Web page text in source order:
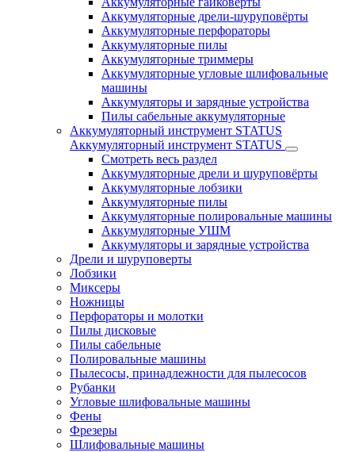
Аккумуляторные дрели-шуруповёрты
Аккумуляторные перфораторы
Аккумуляторные пилы
Аккумуляторные триммеры
Аккумуляторные угловые шлифовальные
машины
Аккумуляторы и зарядные устройства
Пилы сабельные аккумуляторные
Аккумуляторный инструмент STATUS
Аккумуляторный инструмент STATUS
Смотреть весь раздел
Аккумуляторные дрели и шуруповёрты
Аккумуляторные лобзики
Аккумуляторные пилы
Аккумуляторные полировальные машины
Аккумуляторные УШМ
Аккумуляторы и зарядные устройства
Дрели и шуруповерты
Лобзики
Миксеры
Ножницы
Перфораторы и молотки
Пилы дисковые
Пилы сабельные
Полировальные машины
Пылесосы, принадлежности для пылесосов
Рубанки
Угловые шлифовальные машины
Фены
Фрезеры
Шлифовальные машины